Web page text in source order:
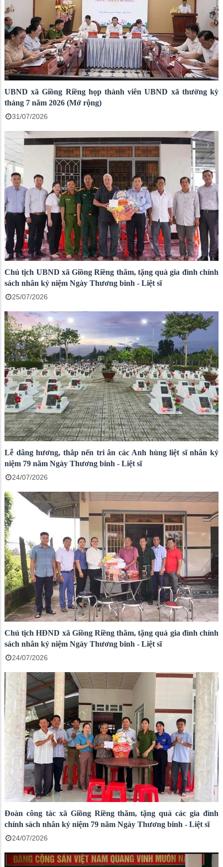
UBND xã Giồng Riềng họp thành viên UBND xã thường kỳ
tháng 7 năm 2026 (Mở rộng)
31/07/2026
Chủ tịch UBND xã Giồng Riềng thăm, tặng quà gia đình chính
sách nhân kỷ niệm Ngày Thương binh - Liệt sĩ
25/07/2026
Lễ dâng hương, thắp nến tri ân các Anh hùng liệt sĩ nhân kỷ
niệm 79 năm Ngày Thương binh - Liệt sĩ
24/07/2026
Chủ tịch HĐND xã Giồng Riềng thăm, tặng quà gia đình chính
sách nhân kỷ niệm Ngày Thương binh - Liệt sĩ
24/07/2026
Đoàn công tác xã Giồng Riềng thăm, tặng quà các gia đình
chính sách nhân kỷ niệm 79 năm Ngày Thương binh - Liệt sĩ
24/07/2026